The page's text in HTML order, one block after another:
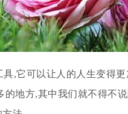
,它可以让人的人生变得
地方,其中我们就不得不